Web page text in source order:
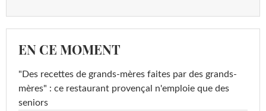
EN CE MOMENT
"Des recettes de grands-mères faites par des grands-
mères" : ce restaurant provençal n'emploie que des
seniors